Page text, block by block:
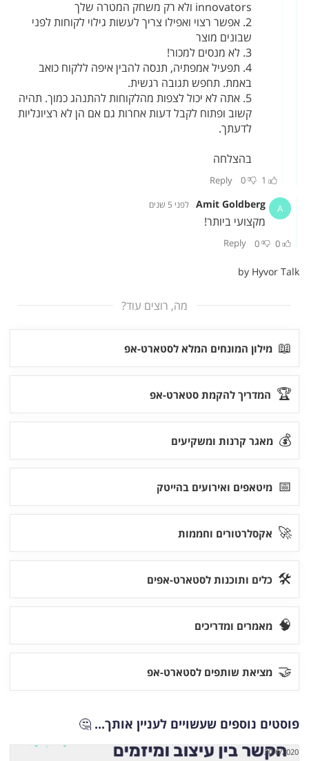
מה, רוצים עוד?
📖 מילון המונחים המלא לסטארט-אפ
🏆 המדריך להקמת סטארט-אפ
💰 מאגר קרנות ומשקיעים
📅 מיטאפים ואירועים בהייטק
🚀 אקסלרטורים וחממות
🛠 כלים ותוכנות לסטארט-אפים
🧠 מאמרים ומדריכים
🤝 מציאת שותפים לסטארט-אפ
פוסטים נוספים שעשויים לעניין אותך... 🤔
30/6/2020